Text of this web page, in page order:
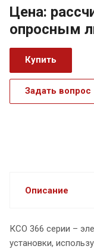
Цена: р
опросным
Купить
Задать вопрос
Описание
КСО 366 серии –
установки,